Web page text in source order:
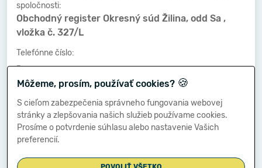
spoločnosti:
Obchodný register Okresný súd Žilina, odd Sa ,
vložka č. 327/L
Telefónne číslo:
-
Faxové číslo:
-
E-mailová adresa:
-
Môžeme, prosím, používať cookies? 🍪
S cieľom zabezpečenia správneho fungovania webovej
stránky a zlepšovania našich služieb používame cookies.
Prosíme o potvrdenie súhlasu alebo nastavenie Vašich
preferencií.